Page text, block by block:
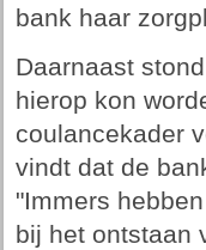
bank haar
Daarnaast
hierop kon
coulancekader
vindt dat de
"Immers
bij het ontstaan